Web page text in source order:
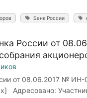
Банк России
России от
от 08.06.2017 № ИН-
Адресовано: